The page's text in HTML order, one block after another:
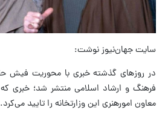
سایت جهان‌نیوز نوشت:
در روزهای گذشته خبری با محوریت فیش
فرهنگ و ارشاد اسلامی منتشر شد؛ خبری که
معاون امورهنری این وزارتخانه را تایید می‌کرد.